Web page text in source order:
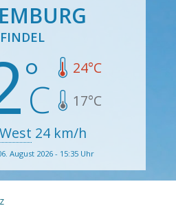
FINDEL
24°C
17°C
West 24 km/h
August 2026 - 15:35 Uhr